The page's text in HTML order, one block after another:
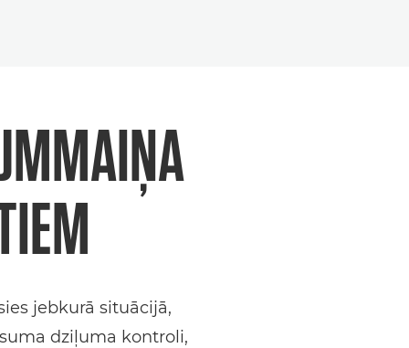
jebkurā situācijā,
dziļuma kontroli,